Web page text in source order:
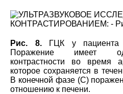
Рис. 8.ГЦК у пациента
Поражение имеет
контрастности во время
которое сохраняется в
В конечной фазе (C)
отношению к печени.